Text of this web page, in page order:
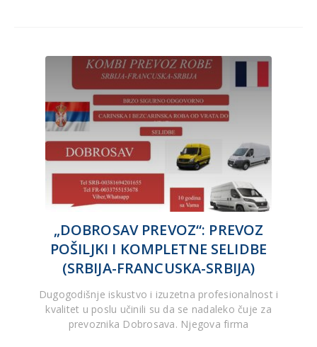
„DOBROSAV PREVOZ“: PREVOZ
POŠILJKI I KOMPLETNE SELIDBE
(SRBIJA-FRANCUSKA-SRBIJA)
Dugogodišnje iskustvo i izuzetna profesionalnost i
kvalitet u poslu učinili su da se nadaleko čuje za
prevoznika Dobrosava. Njegova firma